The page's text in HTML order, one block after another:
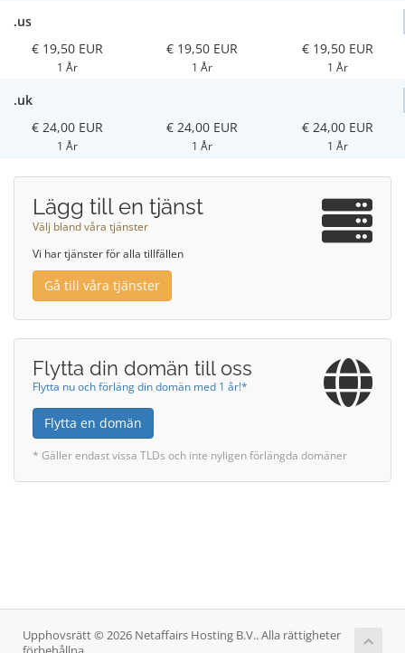
.us
€ 19,50 EUR
1 År
€ 19,50 EUR
1 År
€ 19,50 EUR
1 År
.uk
€ 24,00 EUR
1 År
€ 24,00 EUR
1 År
€ 24,00 EUR
1 År
Lägg till en tjänst
Välj bland våra tjänster
Vi har tjänster för alla tillfällen
Gå till våra tjänster
Flytta din domän till oss
Flytta nu och förläng din domän med 1 år!*
Flytta en domän
* Gäller endast vissa TLDs och inte nyligen förlängda domäner
Upphovsrätt © 2026 Netaffairs Hosting B.V.. Alla rättigheter